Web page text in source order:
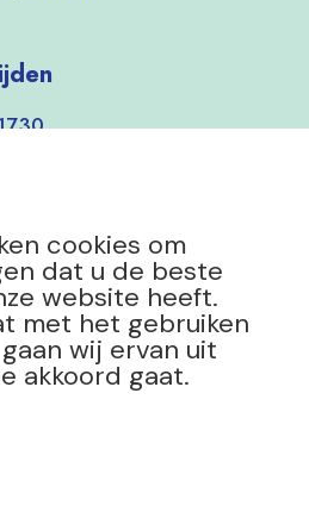
cookies om
dat u de beste
website heeft.
met het gebruiken
wij ervan uit
akkoord gaat.
open!
2025 Mevrouw Groen